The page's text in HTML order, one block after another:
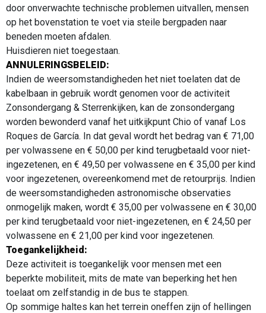
door onverwachte technische problemen uitvallen, mensen
op het bovenstation te voet via steile bergpaden naar
beneden moeten afdalen.
Huisdieren niet toegestaan.
ANNULERINGSBELEID:
Indien de weersomstandigheden het niet toelaten dat de
kabelbaan in gebruik wordt genomen voor de activiteit
Zonsondergang & Sterrenkijken, kan de zonsondergang
worden bewonderd vanaf het uitkijkpunt Chio of vanaf Los
Roques de García. In dat geval wordt het bedrag van € 71,00
per volwassene en € 50,00 per kind terugbetaald voor niet-
ingezetenen, en € 49,50 per volwassene en € 35,00 per kind
voor ingezetenen, overeenkomend met de retourprijs. Indien
de weersomstandigheden astronomische observaties
onmogelijk maken, wordt € 35,00 per volwassene en € 30,00
per kind terugbetaald voor niet-ingezetenen, en € 24,50 per
volwassene en € 21,00 per kind voor ingezetenen.
Toegankelijkheid:
Deze activiteit is toegankelijk voor mensen met een
beperkte mobiliteit, mits de mate van beperking het hen
toelaat om zelfstandig in de bus te stappen.
Op sommige haltes kan het terrein oneffen zijn of hellingen